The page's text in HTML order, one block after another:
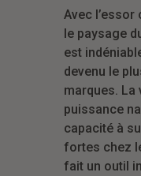
Avec l’essor
le paysage
est
devenu le
marques.
puissance
capacité à
fortes chez
fait un outil